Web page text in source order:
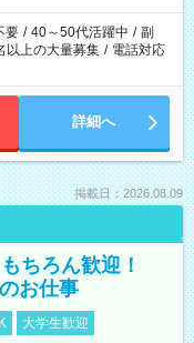
要 / 40～50代活躍中 / 副
以上の大量募集 / 電話対応
詳細へ
掲載日：2026.08.09
ちろん歓迎！
お仕事
大学生歓迎